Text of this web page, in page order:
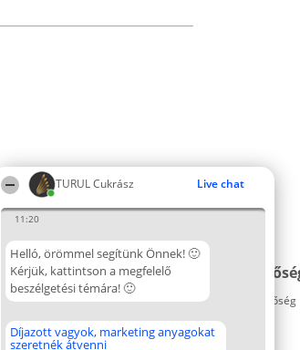
TURUL Cukrász Live chat
11:20
Helló, örömmel segítünk Önnek! 🙂
Kérjük, kattintson a megfelelő
beszélgetési témára! 🙂
Díjazott vagyok, marketing anyagokat
szeretnék átvenni
S.R.L.
4, Ap. 13
53-238
36737675
Népszavazás
Nyertesek
díjazottak
Elérhetőség